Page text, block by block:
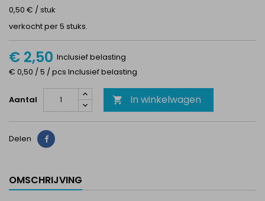
0,50 € / stuk
verkocht per 5 stuks.
€ 2,50 Inclusief belasting
€ 0,50 / 5 / pcs Inclusief belasting
Aantal  In winkelwagen
Delen Delen
OMSCHRIJVING